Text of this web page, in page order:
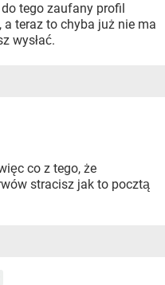
tego zaufany profil
a teraz to chyba już nie ma
wysłać.
co z tego, że
stracisz jak to pocztą